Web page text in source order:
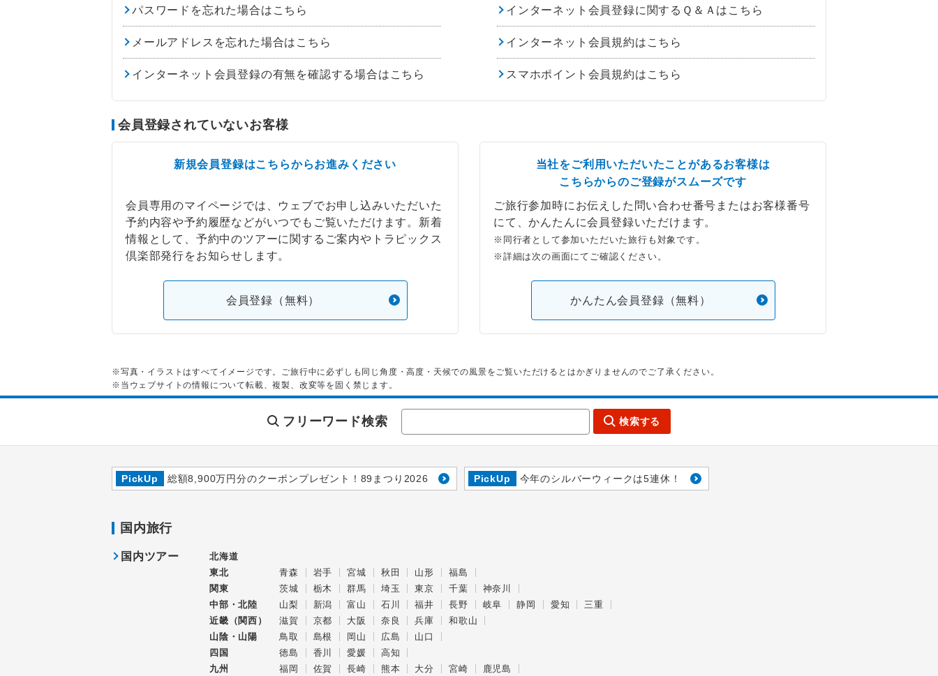
パスワードを忘れた場合はこちら インターネット会員登録に関するＱ＆Ａはこちら
メールアドレスを忘れた場合はこちら インターネット会員規約はこちら
インターネット会員登録の有無を確認する場合はこちら スマホポイント会員規約はこちら
会員登録されていないお客様
新規会員登録はこちらからお進みください
会員専用のマイページでは、ウェブでお申し込みいただいた
予約内容や予約履歴などがいつでもご覧いただけます。新着
情報として、予約中のツアーに関するご案内やトラピックス
倶楽部発行をお知らせします。
会員登録（無料）
当社をご利用いただいたことがあるお客様は
こちらからのご登録がスムーズです
ご旅行参加時にお伝えした問い合わせ番号またはお客様番号
にて、かんたんに会員登録いただけます。
※同行者として参加いただいた旅行も対象です。
※詳細は次の画面にてご確認ください。
かんたん会員登録（無料）
※写真・イラストはすべてイメージです。ご旅行中に必ずしも同じ角度・高度・天候での風景をご覧いただけるとはかぎりませんのでご了承ください。
※当ウェブサイトの情報について転載、複製、改変等を固く禁じます。
フリーワード検索 検索する
PickUp 総額8,900万円分のクーポンプレゼント！89まつり2026 PickUp 今年のシルバーウィークは5連休！
国内旅行
国内ツアー
北海道
東北
青森 岩手 宮城 秋田 山形
福島
関東
茨城 栃木 群馬 埼玉 東京 千葉
神奈川
中部・北陸
山梨 新潟 富山 石川 福井 長野 岐阜 静岡 愛知
三重
近畿（関西）
滋賀 京都 大阪 奈良 兵庫
和歌山
山陰・山陽
鳥取 島根 岡山 広島
山口
四国
徳島 香川 愛媛
高知
九州
福岡 佐賀 長崎 熊本 大分 宮崎
鹿児島